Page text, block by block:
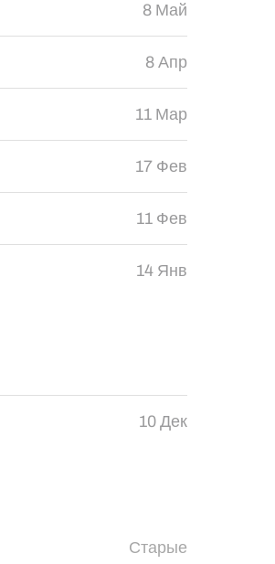
8 Май
8 Апр
11 Мар
17 Фев
11 Фев
14 Янв
10 Дек
Старые